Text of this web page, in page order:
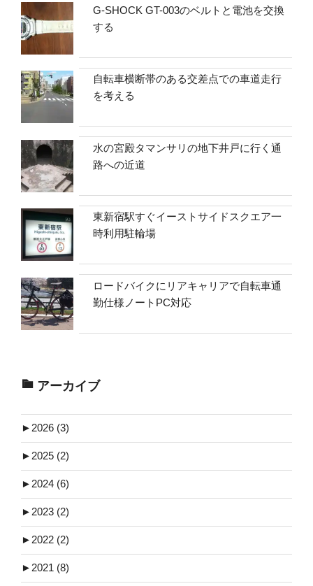
G-SHOCK GT-003のベルトと電池を交換
する
自転車横断帯のある交差点での車道走行
を考える
水の宮殿タマンサリの地下井戸に行く通
路への近道
東新宿駅すぐイーストサイドスクエア一
時利用駐輪場
ロードバイクにリアキャリアで自転車通
勤仕様ノートPC対応
アーカイブ
► 2026 (3)
► 2025 (2)
► 2024 (6)
► 2023 (2)
► 2022 (2)
► 2021 (8)